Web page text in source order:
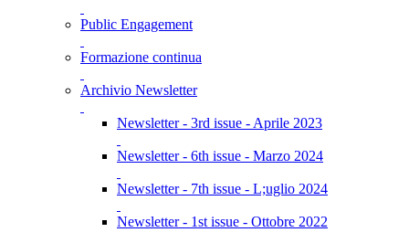
Public Engagement
Formazione continua
Archivio Newsletter
Newsletter - 3rd issue - Aprile 2023
Newsletter - 6th issue - Marzo 2024
Newsletter - 7th issue - L;uglio 2024
Newsletter - 1st issue - Ottobre 2022